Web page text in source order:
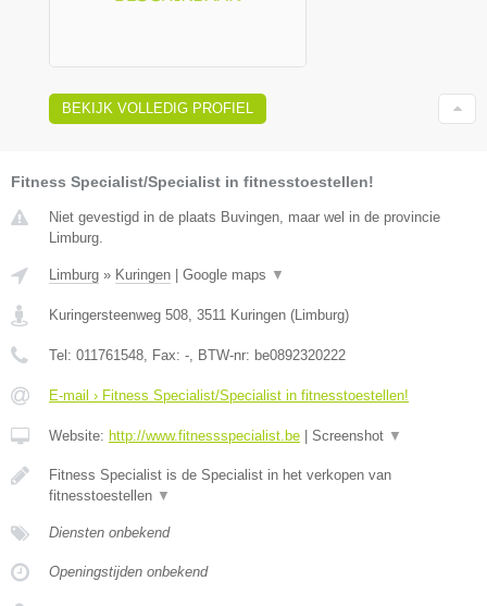
BEKIJK VOLLEDIG PROFIEL
Fitness Specialist/Specialist in fitnesstoestellen!
Niet gevestigd in de plaats Buvingen, maar wel in de provincie
Limburg.
Limburg » Kuringen Google maps ▼
Kuringersteenweg 508, 3511 Kuringen (Limburg)
Tel: 011761548, Fax: -, BTW-nr: be0892320222
E-mail › Fitness Specialist/Specialist in fitnesstoestellen!
Website: http://www.fitnessspecialist.be Screenshot ▼
Fitness Specialist is de Specialist in het verkopen van
fitnesstoestellen ▼
Diensten onbekend
Openingstijden onbekend